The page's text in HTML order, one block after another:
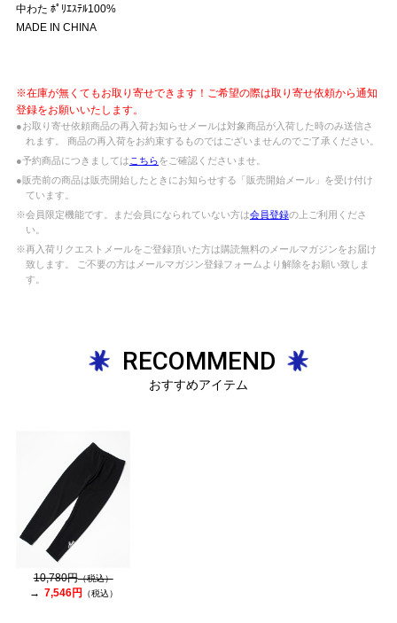
中わた ﾎﾟﾘｴｽﾃﾙ100%
MADE IN CHINA
※在庫が無くてもお取り寄せできます！ご希望の際は取り寄せ依頼から通知
登録をお願いいたします。
●お取り寄せ依頼商品の再入荷お知らせメールは対象商品が入荷した時のみ送信さ
れます。 商品の再入荷をお約束するものではございませんのでご了承ください。
●予約商品につきましては こちらをご確認くださいませ。
●販売前の商品は販売開始したときにお知らせする「販売開始メール」を受け付け
ています。
※会員限定機能です。まだ会員になられていない方は会員登録の上ご利用くださ
い。
※再入荷リクエストメールをご登録頂いた方は購読無料のメールマガジンをお届け
致します。 ご不要の方はメールマガジン登録フォームより解除をお願い致しま
す。
RECOMMEND
おすすめアイテム
10,780円（税込）
7,546円 （税込）